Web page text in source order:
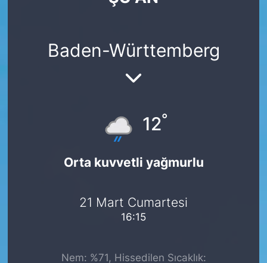
Baden-Württemberg
12°
Orta kuvvetli yağmurlu
21 Mart Cumartesi
16:15
Nem: %71, Hissedilen Sıcaklık: